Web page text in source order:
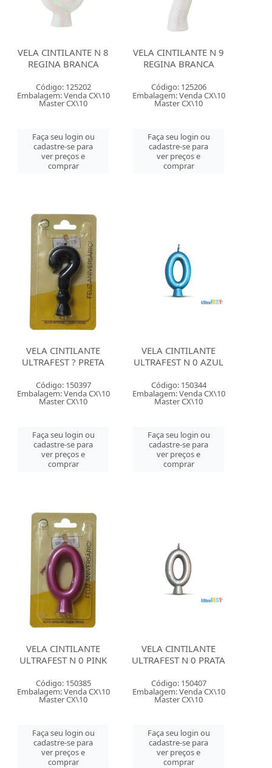
VELA CINTILANTE N 8
REGINA BRANCA
Código: 125202
Embalagem: Venda CX\10
Master CX\10
Faça seu login ou
cadastre-se para
ver preços e
comprar
VELA CINTILANTE N 9
REGINA BRANCA
Código: 125206
Embalagem: Venda CX\10
Master CX\10
Faça seu login ou
cadastre-se para
ver preços e
comprar
VELA CINTILANTE
ULTRAFEST ? PRETA
Código: 150397
Embalagem: Venda CX\10
Master CX\10
Faça seu login ou
cadastre-se para
ver preços e
comprar
VELA CINTILANTE
ULTRAFEST N 0 AZUL
Código: 150344
Embalagem: Venda CX\10
Master CX\10
Faça seu login ou
cadastre-se para
ver preços e
comprar
VELA CINTILANTE
ULTRAFEST N 0 PINK
Código: 150385
Embalagem: Venda CX\10
Master CX\10
Faça seu login ou
cadastre-se para
ver preços e
comprar
VELA CINTILANTE
ULTRAFEST N 0 PRATA
Código: 150407
Embalagem: Venda CX\10
Master CX\10
Faça seu login ou
cadastre-se para
ver preços e
comprar